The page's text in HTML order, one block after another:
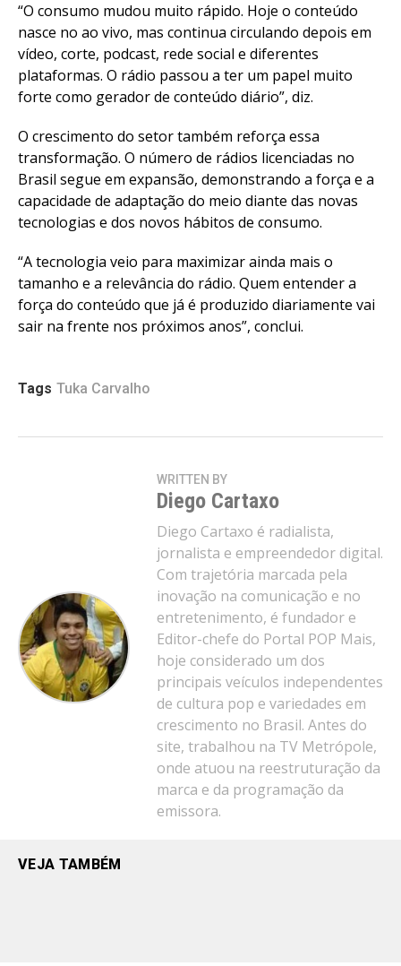
“O consumo mudou muito rápido. Hoje o conteúdo
nasce no ao vivo, mas continua circulando depois em
vídeo, corte, podcast, rede social e diferentes
plataformas. O rádio passou a ter um papel muito
forte como gerador de conteúdo diário”, diz.
O crescimento do setor também reforça essa
transformação. O número de rádios licenciadas no
Brasil segue em expansão, demonstrando a força e a
capacidade de adaptação do meio diante das novas
tecnologias e dos novos hábitos de consumo.
“A tecnologia veio para maximizar ainda mais o
tamanho e a relevância do rádio. Quem entender a
força do conteúdo que já é produzido diariamente vai
sair na frente nos próximos anos”, conclui.
Tags Tuka Carvalho
WRITTEN BY
Diego Cartaxo
Diego Cartaxo é radialista,
jornalista e empreendedor digital.
Com trajetória marcada pela
inovação na comunicação e no
entretenimento, é fundador e
Editor-chefe do Portal POP Mais,
hoje considerado um dos
principais veículos independentes
de cultura pop e variedades em
crescimento no Brasil. Antes do
site, trabalhou na TV Metrópole,
onde atuou na reestruturação da
marca e da programação da
emissora.
VEJA TAMBÉM
Reddit
Whatsapp